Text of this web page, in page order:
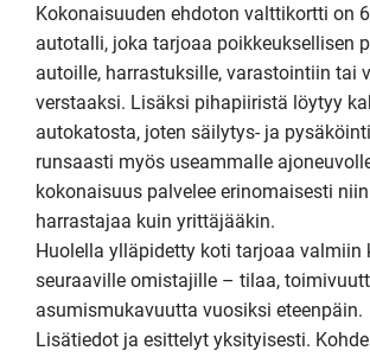
Kokonaisuuden ehdoton valttikortti on
autotalli, joka tarjoaa poikkeuksellisen
autoille, harrastuksille, varastointiin tai
verstaaksi. Lisäksi pihapiiristä löytyy
autokatosta, joten säilytys- ja
runsaasti myös useammalle
kokonaisuus palvelee erinomaisesti
harrastajaa kuin yrittäjääkin.
Huolella ylläpidetty koti tarjoaa valmiin
seuraaville omistajille – tilaa,
asumismukavuutta vuosiksi eteenpäin.
Lisätiedot ja esittelyt yksityisesti.